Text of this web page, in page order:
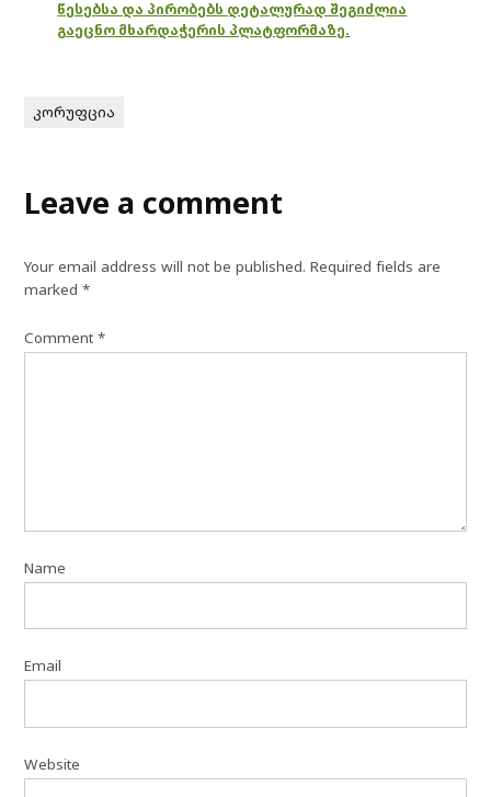
წესებსა და პირობებს დეტალურად შეგიძლია
გაეცნო მხარდაჭერის პლატფორმაზე.
კორუფცია
Leave a comment
Your email address will not be published. Required fields are
marked*
Comment*
Name
Email
Website